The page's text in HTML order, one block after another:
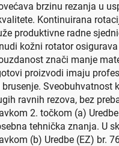
brzinu rezanja u
Kontinuirana
produktivne radne
kožni rotator
znači manje
proizvodi imaju
ravnih rezova, bez
2. točkom (a)
tehnička znanja. U
(b) Uredbe (EZ) br.